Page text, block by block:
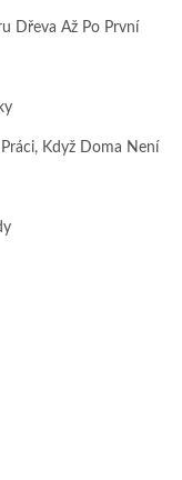
Dřeva Až Po První
Když Doma Není